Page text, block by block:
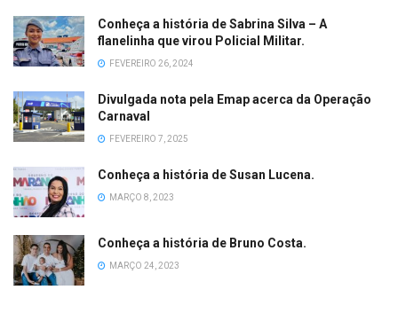
Conheça a história de Sabrina Silva – A
flanelinha que virou Policial Militar.
FEVEREIRO 26, 2024
Divulgada nota pela Emap acerca da Operação
Carnaval
FEVEREIRO 7, 2025
Conheça a história de Susan Lucena.
MARÇO 8, 2023
Conheça a história de Bruno Costa.
MARÇO 24, 2023